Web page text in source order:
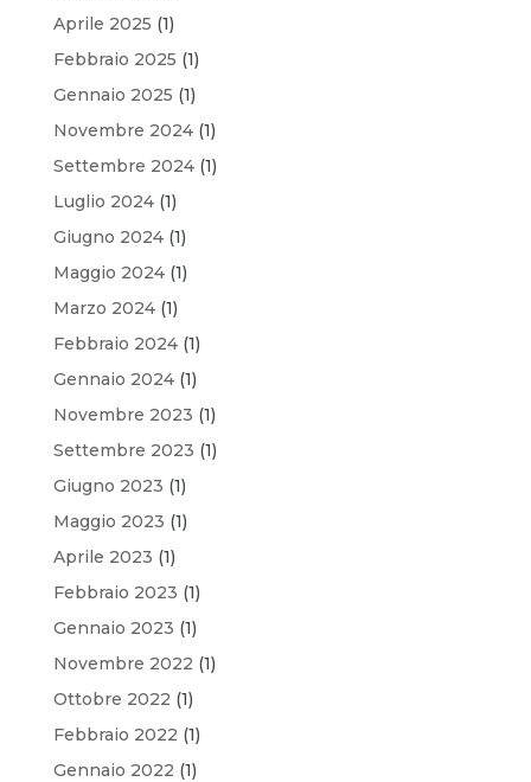
Aprile 2025 (1)
Febbraio 2025 (1)
Gennaio 2025 (1)
Novembre 2024(1)
Settembre 2024(1)
Luglio 2024(1)
Giugno 2024(1)
Maggio 2024(1)
Marzo 2024(1)
Febbraio 2024(1)
Gennaio 2024(1)
Novembre 2023 (1)
Settembre 2023 (1)
Giugno 2023 (1)
Maggio 2023 (1)
Aprile 2023 (1)
Febbraio 2023 (1)
Gennaio 2023 (1)
Novembre 2022 (1)
Ottobre 2022 (1)
Febbraio 2022 (1)
Gennaio 2022 (1)